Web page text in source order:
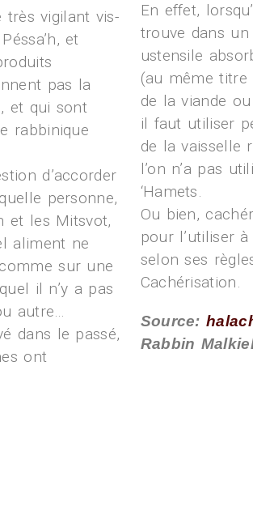
très vigilant vis-
et
pas la
et qui sont
rabbinique
d’accorder
personne,
et les Mitsvot,
aliment ne
sur une
il n’y a pas
autre…
dans le passé,
ont
En effet,
trouve dans
ustensile
(au même titre
de la viande
il faut utiliser
de la vaisselle
l’on n’a pas
‘Hamets.
Ou bien,
pour l’utiliser à
selon ses
Cachérisation.
Source:
Rabbin